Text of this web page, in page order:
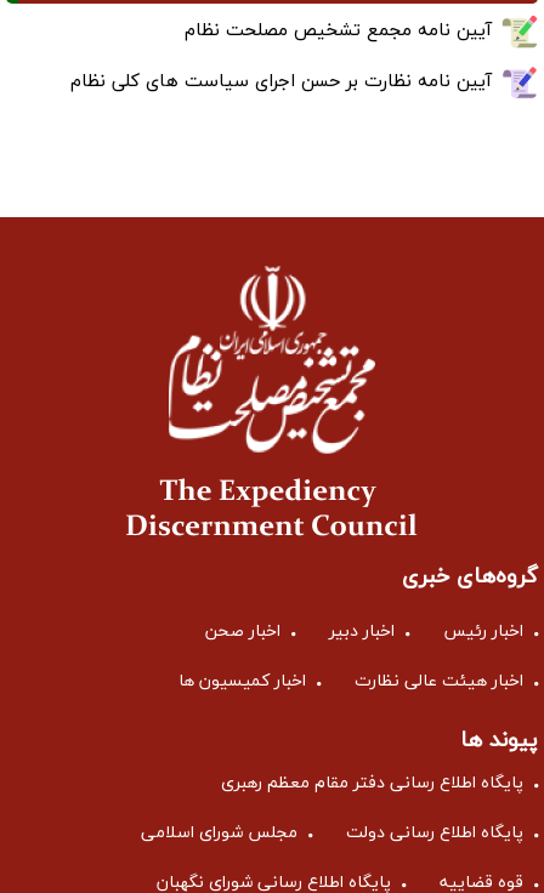
آیین نامه مجمع تشخیص مصلحت نظام
آیین نامه نظارت بر حسن اجرای سیاست های کلی نظام
گروه‌های خبری
اخبار رئیس اخبار دبیر اخبار صحن
اخبار هیئت عالی نظارت اخبار کمیسیون ها
پیوند ها
پایگاه اطلاع رسانی دفتر مقام معظم رهبری
پایگاه اطلاع رسانی دولت مجلس شورای اسلامی
قوه قضاییه پایگاه اطلاع رسانی شورای نگهبان